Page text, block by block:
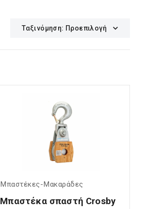
Ταξινόμηση: Προεπιλογή
Μπαστέκες-Μακαράδες
Μπαστέκα σπαστή Crosby